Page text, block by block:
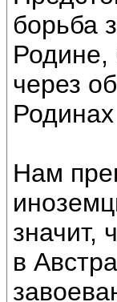
борьба
Родине,
через
Нам
значит,
в